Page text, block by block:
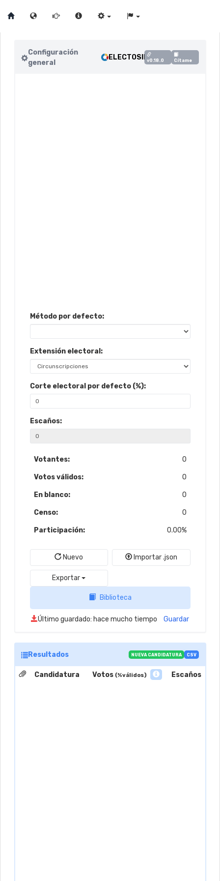
Configuración
general
ELECTOSIMv0.18.0 Cítame
Método por defecto:
Extensión electoral:
Corte electoral por defecto (%):
Escaños:
Votantes: 0
Votos válidos: 0
En blanco: 0
Censo: 0
Participación: 0.00%
Nuevo Importar .json
Exportar
Biblioteca
Último guardado: hace mucho tiempo Guardar
Resultados NUEVA CANDIDATURA CSV
Candidatura Votos (%válidos) Escaños